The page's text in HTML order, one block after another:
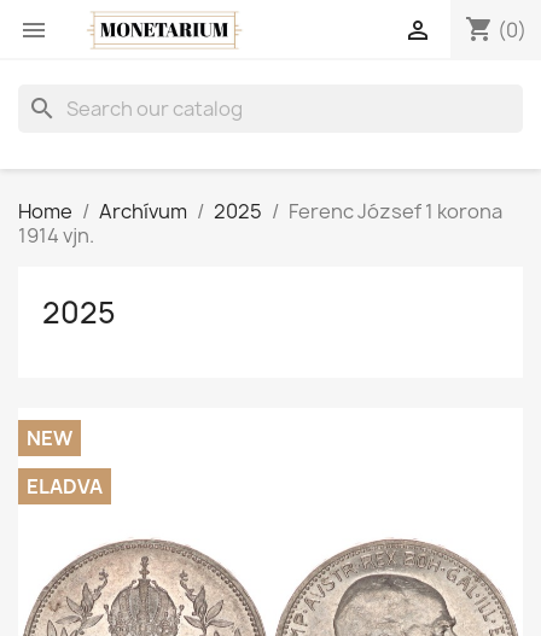
 shopping_cart (0)

search
Home Archívum 2025
Ferenc József 1 korona
1914 vjn.
2025
NEW
ELADVA